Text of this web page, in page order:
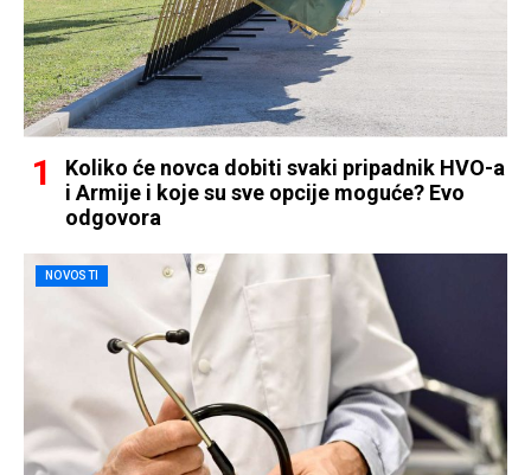
Koliko će novca dobiti svaki pripadnik HVO-a
i Armije i koje su sve opcije moguće? Evo
odgovora
NOVOSTI